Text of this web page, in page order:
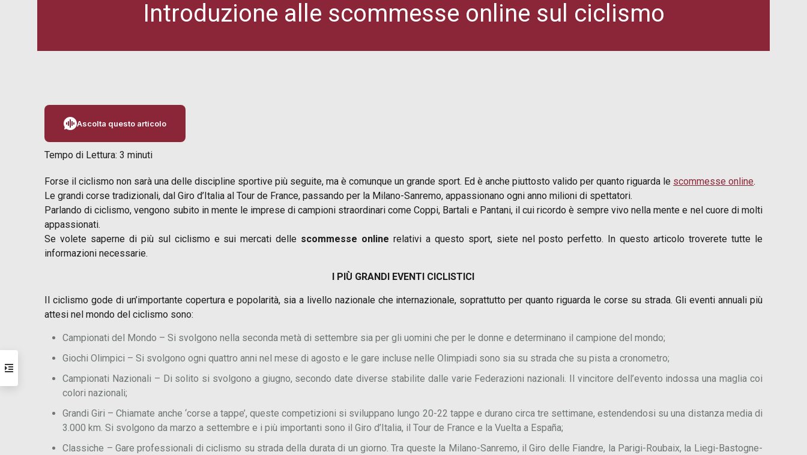
Introduzione alle scommesse online sul ciclismo
Ascolta questo articolo
Tempo di Lettura:3 minuti
Forse il ciclismo non sarà una delle discipline sportive più seguite, ma è comunque un grande sport. Ed è anche piuttosto valido per quanto riguarda le scommesse online.
Le grandi corse tradizionali, dal Giro d’Italia al Tour de France, passando per la Milano-Sanremo, appassionano ogni anno milioni di spettatori.
Parlando di ciclismo, vengono subito in mente le imprese di campioni straordinari come Coppi, Bartali e Pantani, il cui ricordo è sempre vivo nella mente e nel cuore di molti
appassionati.
Se volete saperne di più sul ciclismo e sui mercati delle scommesse online relativi a questo sport, siete nel posto perfetto. In questo articolo troverete tutte le
informazioni necessarie.
I PIÙ GRANDI EVENTI CICLISTICI
Il ciclismo gode di un’importante copertura e popolarità, sia a livello nazionale che internazionale, soprattutto per quanto riguarda le corse su strada. Gli eventi annuali più
attesi nel mondo del ciclismo sono:
Campionati del Mondo – Si svolgono nella seconda metà di settembre sia per gli uomini che per le donne e determinano il campione del mondo;
Giochi Olimpici – Si svolgono ogni quattro anni nel mese di agosto e le gare incluse nelle Olimpiadi sono sia su strada che su pista a cronometro;
Campionati Nazionali – Di solito si svolgono a giugno, secondo date diverse stabilite dalle varie Federazioni nazionali. Il vincitore dell’evento indossa una maglia coi
colori nazionali;
Grandi Giri – Chiamate anche ‘corse a tappe’, queste competizioni si sviluppano lungo 20-22 tappe e durano circa tre settimane, estendendosi su una distanza media di
3.000 km. Si svolgono da marzo a settembre e i più importanti sono il Giro d’Italia, il Tour de France e la Vuelta a España;
Classiche – Gare professionali di ciclismo su strada della durata di un giorno. Tra queste la Milano-Sanremo, il Giro delle Fiandre, la Parigi-Roubaix, la Liegi-Bastogne-